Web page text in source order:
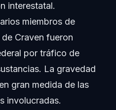
interestatal.
miembros de
Craven fueron
por tráfico de
La gravedad
gran medida de las
involucradas.